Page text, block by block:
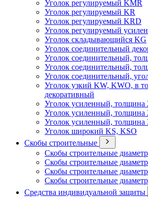
Уголок регулируемый KMR
Уголок регулируемый KR
Уголок регулируемый KRD
Уголок регулируемый
Уголок складывающийся KG
Уголок соединительный
Уголок соединительный,
Уголок соединительный,
Уголок соединительный,
Уголок узкий KW, KWO, в
декоративный
Уголок усиленный, толщина
Уголок усиленный, толщина
Уголок усиленный, толщина
Уголок широкий KS, KSO
Скобы строительные
Скобы строительные
Скобы строительные
Скобы строительные
Скобы строительные
Средства индивидуальной защиты